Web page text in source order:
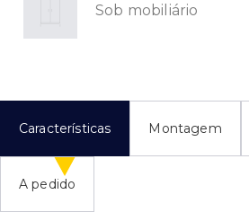
Sob mobiliário
Características Montagem
A pedido